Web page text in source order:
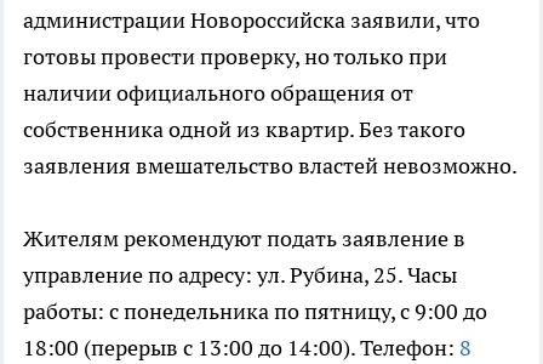
администрации Новороссийска заявили, что
готовы провести проверку, но только при
наличии официального обращения от
собственника одной из квартир. Без такого
заявления вмешательство властей невозможно.
Жителям рекомендуют подать заявление в
управление по адресу: ул. Рубина, 25. Часы
работы: с понедельника по пятницу, с 9:00 до
18:00 (перерыв с 13:00 до 14:00). Телефон: 8